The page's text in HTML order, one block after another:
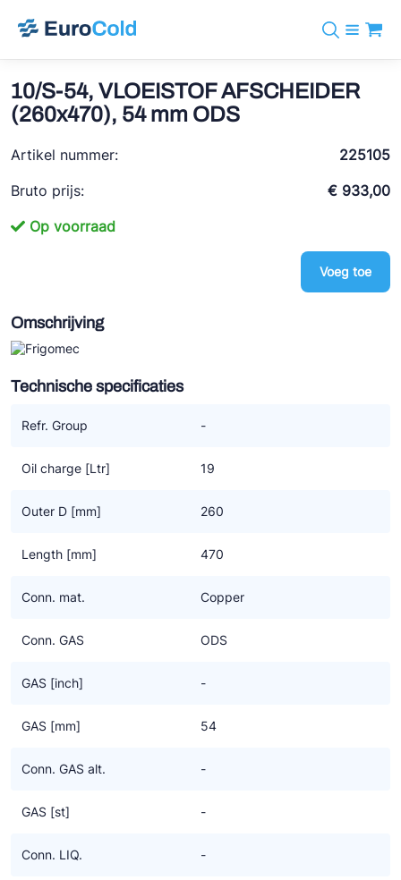
info@eurocold.nl
Merken
BOCK
REFFLEX®
Johnson Controls
Doucette Industries
TEKLAB
Koudemiddelen
Diensten
Downloads
Nieuws
Over ons
10/S-54, VLOEISTOF AFSCHEIDER
(260x470), 54 mm ODS
Artikel nummer:
225105
Bruto prijs:
€ 933,00
Op voorraad
Voeg toe
Omschrijving
Technische specificaties
Refr. Group -
Oil charge [Ltr] 19
Outer D [mm] 260
Length [mm] 470
Conn. mat. Copper
Conn. GAS ODS
GAS [inch] -
GAS [mm] 54
Conn. GAS alt. -
GAS [st] -
Conn. LIQ. -